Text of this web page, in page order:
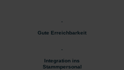
Gute Erreichbarkeit
Integration ins
Stammpersonal